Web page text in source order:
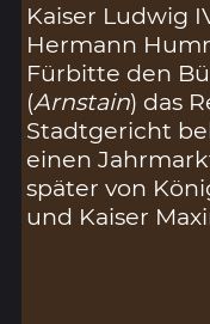
Kaiser Ludwig
Hermann
Fürbitte den
(Arnstain) das
Stadtgericht
einen
später von
und Kaiser